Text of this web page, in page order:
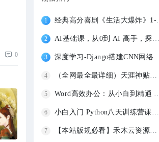
0
1 经典高分喜剧《生活大爆炸》1-12季 1080P蓝
2 AI基础课，从0到 AI 高手，探索 AI 的无限
3 深度学习-Django搭建CNN网络实现图像识别-
4 （全网最全最详细）天涯神贴合集1000篇 |
5 Word高效办公：从小白到精通 【1.1GB】
6 小白入门 Python八天训练营课程 2.4GB
7 【本站版规必看】禾木云资源社发帖各版块版